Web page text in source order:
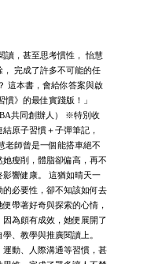
讀，甚至思考慣性， 怡慧
完成了許多不可能的任
這本書，會給你答案與啟
》的最佳實踐版！」
共同創辦人） ※特別收
原子習慣＋子彈筆記，
老師曾是一個能搭車絕不
瘦削，體脂卻偏高，再不
響健康。 這猶如晴天一
必要性，卻不知該如何去
帶著好奇與探索的心情，
為頗有成效，她便展開了
、教學與推廣閱讀上。
動、人際溝通等習慣，甚